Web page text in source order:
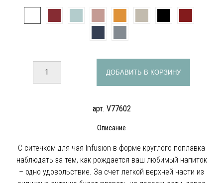
ДОБАВИТЬ В КОРЗИНУ
арт. V77602
Описание
С ситечком для чая Infusion в форме круглого поплавка
наблюдать за тем, как рождается ваш любимый напиток
– одно удовольствие. За счет легкой верхней части из